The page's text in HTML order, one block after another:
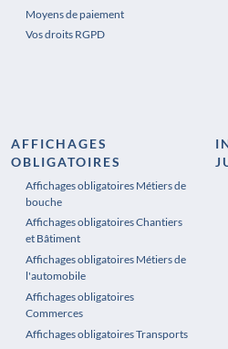
Moyens de paiement
Vos droits RGPD
AFFICHAGES
OBLIGATOIRES
Affichages obligatoires Métiers de
bouche
Affichages obligatoires Chantiers
et Bâtiment
Affichages obligatoires Métiers de
l'automobile
Affichages obligatoires
Commerces
Affichages obligatoires Transports